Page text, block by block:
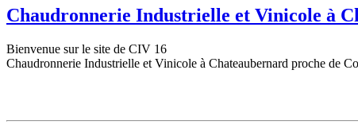
Chaudronnerie Industrielle et Vinicole à
Bienvenue sur le site de CIV 16
Chaudronnerie Industrielle et Vinicole à Chateaubernard proche de